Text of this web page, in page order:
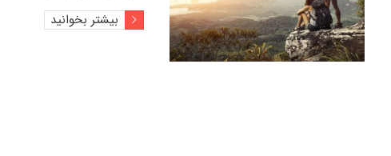
بیشتر بخوانید